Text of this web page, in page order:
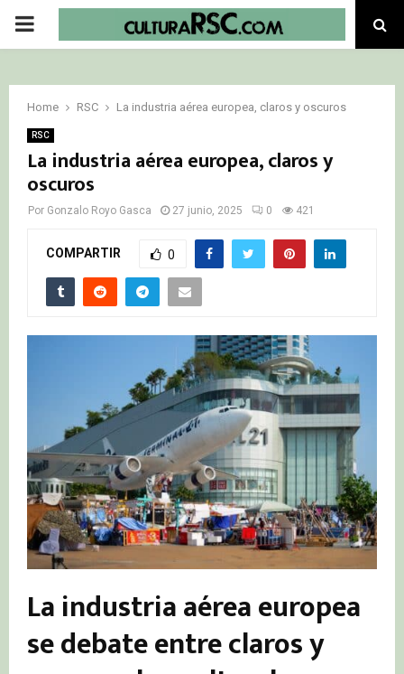
PRIMARY
Home RSC La industria aérea europea, claros y oscuros
RSC
La industria aérea europea, claros y
oscuros
Por Gonzalo Royo Gasca 27 junio, 2025 0 421
COMPARTIR 0
La industria aérea europea
se debate entre claros y